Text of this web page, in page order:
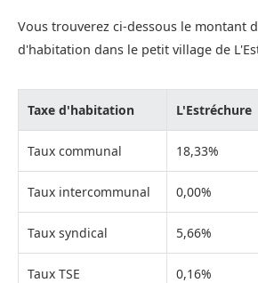
Vous trouverez ci-dessous le montant
d'habitation dans le petit village de
Taxe d'habitation L'Estréchure
Taux communal 18,33%
Taux intercommunal 0,00%
Taux syndical 5,66%
Taux TSE 0,16%